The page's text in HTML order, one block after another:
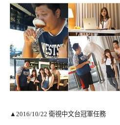
▲2016/10/22 衛視中文台冠軍任務